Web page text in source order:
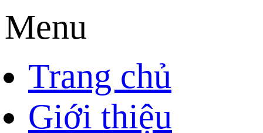
Menu
Trang chủ
Giới thiệu